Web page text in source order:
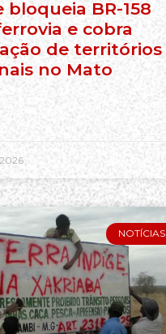
bloqueia BR-158
e cobra
de territórios
no Mato
NOTÍCIAS